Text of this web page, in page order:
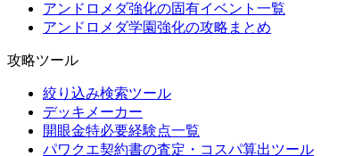
アンドロメダ強化の固有イベント一覧
アンドロメダ学園強化の攻略まとめ
攻略ツール
絞り込み検索ツール
デッキメーカー
開眼金特必要経験点一覧
パワクエ契約書の査定・コスパ算出ツール